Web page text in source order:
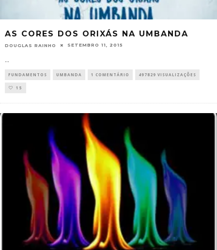
AS CORES DOS ORIXÁS NA UMBANDA
DOUGLAS RAINHO SETEMBRO 11, 2015
...
FUNDAMENTOS UMBANDA 1 COMENTÁRIO 497829 VISUALIZAÇÕES
15